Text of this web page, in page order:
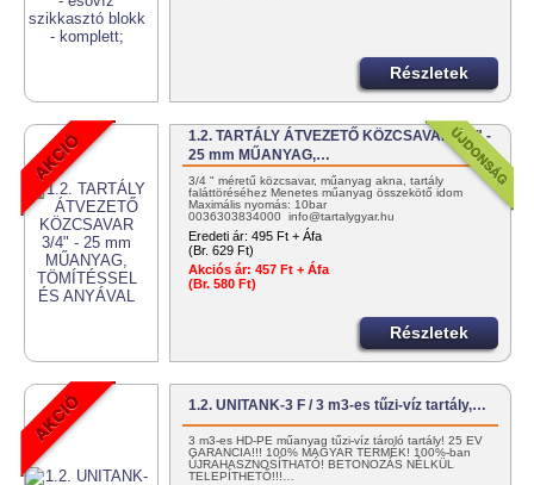
Részletek
1.2. TARTÁLY ÁTVEZETŐ KÖZCSAVAR 3/4" -
25 mm MŰANYAG,…
3/4 " méretű közcsavar, műanyag akna, tartály
faláttöréséhez Menetes műanyag összekötő idom
Maximális nyomás: 10bar
0036303834000 info@tartalygyar.hu
Eredeti ár: 495 Ft + Áfa
(Br. 629 Ft)
Akciós ár: 457 Ft + Áfa
(Br. 580 Ft)
Részletek
1.2. UNITANK-3 F / 3 m3-es tűzi-víz tartály,…
3 m3-es HD-PE műanyag tűzi-víz tároló tartály! 25 ÉV
GARANCIA!!! 100% MAGYAR TERMÉK! 100%-ban
ÚJRAHASZNOSÍTHATÓ! BETONOZÁS NÉLKÜL
TELEPÍTHETŐ!!!…